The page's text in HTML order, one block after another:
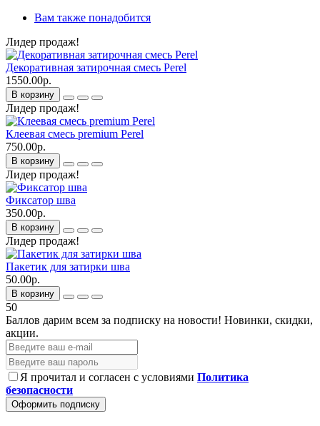
Вам также понадобится
Лидер продаж!
Декоративная затирочная смесь Perel
1550.00р.
В корзину
Лидер продаж!
Клеевая смесь premium Perel
750.00р.
В корзину
Лидер продаж!
Фиксатор шва
350.00р.
В корзину
Лидер продаж!
Пакетик для затирки шва
50.00р.
В корзину
50
Баллов дарим всем за подписку на новости! Новинки, скидки,
акции.
Я прочитал и согласен с условиями Политика
безопасности
Оформить подписку